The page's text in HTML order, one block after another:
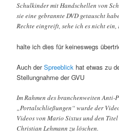
Schulkinder mit Handschellen von
sie eine gebrannte DVD getauscht
Rechte eingreift, sehe ich es nicht ein,
halte ich dies für keineswegs
Auch derSpreeblick hat etwas zu
Stellungnahme der GVU
Im Rahmen des branchenweiten
„Portalschließungen“ wurde der
Videos von Mario Sixtus und den
Christian Lehmann zu löschen.